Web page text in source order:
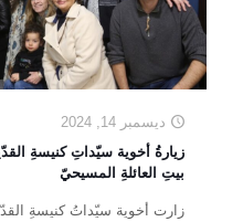
ديسمبر 14, 2024
زيارةُ أخوية سيّداتِ كنيسةِ
بيتِ العائلةِ المسيحيّ
زارت أخوية سيّداتُ كنيسةِ